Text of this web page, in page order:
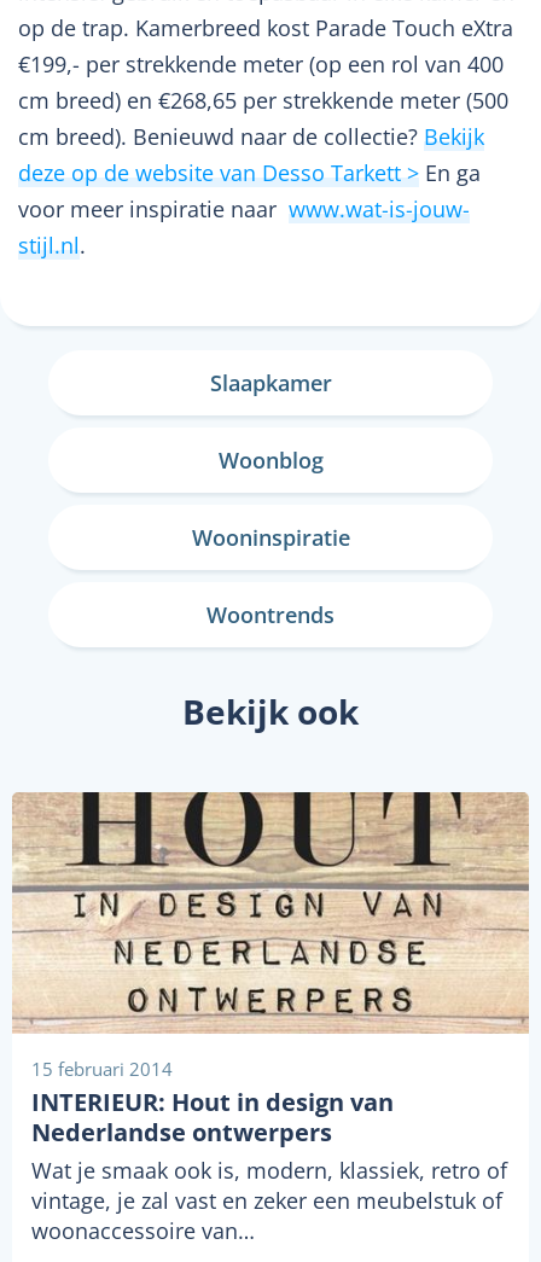
op de trap. Kamerbreed kost Parade Touch eXtra
€199,- per strekkende meter (op een rol van 400
cm breed) en €268,65 per strekkende meter (500
cm breed). Benieuwd naar de collectie? Bekijk
deze op de website van Desso Tarkett > En ga
voor meer inspiratie naar www.wat-is-jouw-
stijl.nl.
Slaapkamer
Woonblog
Wooninspiratie
Woontrends
Bekijk ook
15 februari 2014
INTERIEUR: Hout in design van
Nederlandse ontwerpers
Wat je smaak ook is, modern, klassiek, retro of
vintage, je zal vast en zeker een meubelstuk of
woonaccessoire van…